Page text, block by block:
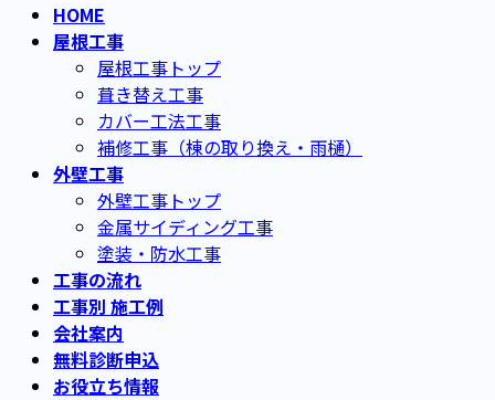
HOME
屋根工事
屋根工事トップ
葺き替え工事
カバー工法工事
補修工事（棟の取り換え・雨樋）
外壁工事
外壁工事トップ
金属サイディング工事
塗装・防水工事
工事の流れ
工事別 施工例
会社案内
無料診断申込
お役立ち情報